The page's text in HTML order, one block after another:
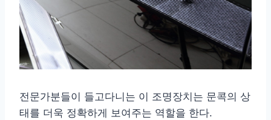
전문가분들이 들고다니는 이 조명장치는 문콕의 상
태를 더욱 정확하게 보여주는 역할을 한다.